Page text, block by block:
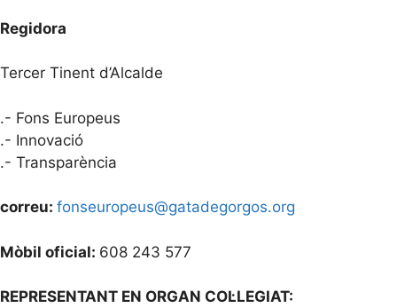
Regidora
Tercer Tinent d’Alcalde
.- Fons Europeus
.- Innovació
.- Transparència
correu: fonseuropeus@gatadegorgos.org
Mòbil oficial: 608 243 577
REPRESENTANT EN ORGAN COL·LEGIAT: